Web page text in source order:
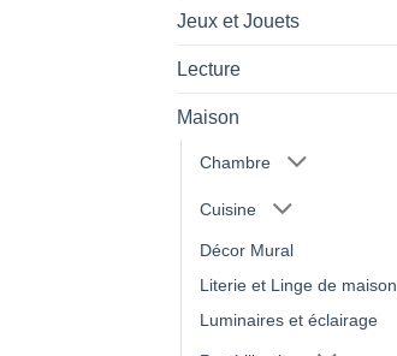
Jeux et Jouets
Lecture
Maison
Chambre
Cuisine
Décor Mural
Literie et Linge de maison
Luminaires et éclairage